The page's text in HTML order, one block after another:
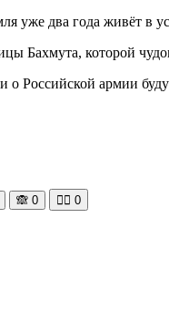
уже два года живёт в
Бахмута, которой
о Российской армии
🙈 0 🧘‍♀️ 0